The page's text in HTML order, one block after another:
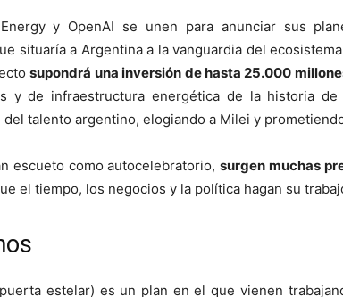
y OpenAI se unen para anunciar sus
situaría a Argentina a la vanguardia del
supondrá una inversión de hasta 25.000
y de infraestructura energética de la historia de
talento argentino, elogiando a Milei y
escueto como autocelebratorio,surgen muchas
el tiempo, los negocios y la política hagan su
estelar) es un plan en el que vienen